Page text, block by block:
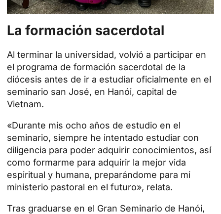
La formación sacerdotal
Al terminar la universidad, volvió a participar en
el programa de formación sacerdotal de la
diócesis antes de ir a estudiar oficialmente en el
seminario san José, en Hanói, capital de
Vietnam.
«Durante mis ocho años de estudio en el
seminario, siempre he intentado estudiar con
diligencia para poder adquirir conocimientos, así
como formarme para adquirir la mejor vida
espiritual y humana, preparándome para mi
ministerio pastoral en el futuro», relata.
Tras graduarse en el Gran Seminario de Hanói,